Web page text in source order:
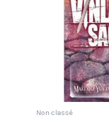
Non classé